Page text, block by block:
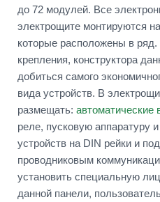
до 72 модулей. Все
электрощите монтируются
которые расположены в ряд.
крепления, конструктора
добиться самого
вида устройств. В
размещать: автоматические
реле, пусковую аппаратуру
устройств на DIN рейки и
проводниковым
установить специальную
данной панели,